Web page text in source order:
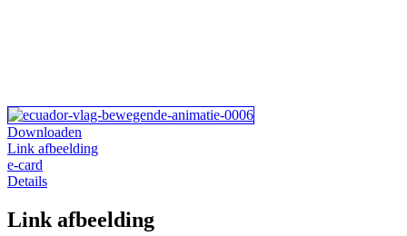
Downloaden
Link afbeelding
e-card
Details
Link afbeelding